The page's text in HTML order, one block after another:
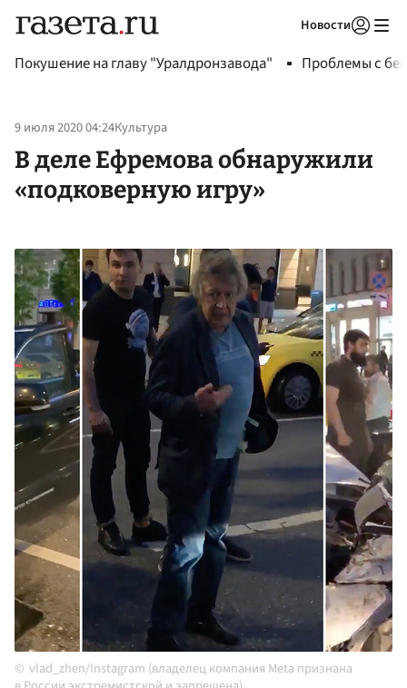
Новости
Покушение на главу "Уралдронзавода" Проблемы с
9 июля 2020 04:24Культура
В деле Ефремова обнаружили
«подковерную игру»
vlad_zhen/Instagram (владелец компания Meta признана